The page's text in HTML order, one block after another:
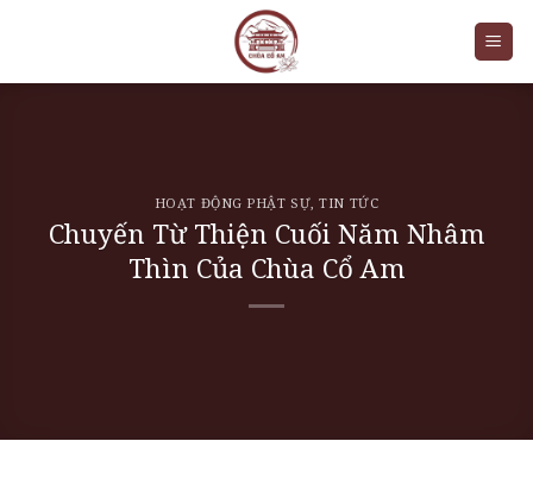
HOẠT ĐỘNG PHẬT SỰ,TIN TỨC
Chuyến Từ Thiện Cuối Năm Nhâm
Thìn Của Chùa Cổ Am